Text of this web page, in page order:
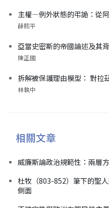
主權—例外狀態的弔詭：從
薛熙平
亞當史密斯的帝國論述及其
陳正國
拆解被保護理由模型： 對拉
林執中
相關文章
威廉斯論政治規範性：兩層
杜牧（803-852）筆下的聖
側面